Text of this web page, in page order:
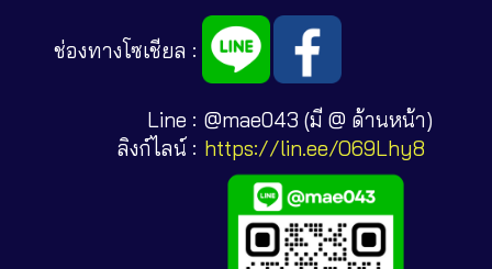
ช่องทางโซเชียล :
Line : @mae043 (มี @ ด้านหน้า)
ลิงก์ไลน์ : https://lin.ee/O69Lhy8